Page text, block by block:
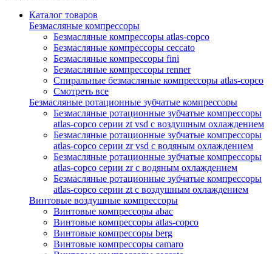
Каталог товаров
Безмасляные компрессоры
Безмасляные компрессоры atlas-copco
Безмасляные компрессоры ceccato
Безмасляные компрессоры fini
Безмасляные компрессоры renner
Спиральные безмасляные компрессоры atlas-copco
Смотреть все
Безмасляные ротационные зубчатые компрессоры
Безмасляные ротационные зубчатые компрессоры
atlas-copco серии zt vsd с воздушным охлаждением
Безмасляные ротационные зубчатые компрессоры
atlas-copco серии zr vsd с водяным охлаждением
Безмасляные ротационные зубчатые компрессоры
atlas-copco серии zr с водяным охлаждением
Безмасляные ротационные зубчатые компрессоры
atlas-copco серии zt с воздушным охлаждением
Винтовые воздушные компрессоры
Винтовые компрессоры abac
Винтовые компрессоры atlas-copco
Винтовые компрессоры berg
Винтовые компрессоры camaro